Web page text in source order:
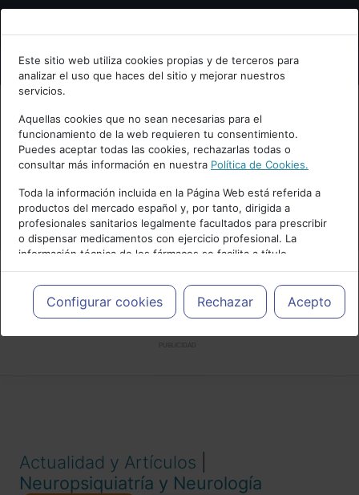
Bienvenid@ a psiquiatria.com
Escribe tu Email
Accede o regístrate con tu email.
Cancelar
Este sitio web utiliza cookies propias y de terceros para
analizar el uso que haces del sitio y mejorar nuestros
servicios.
Aquellas cookies que no sean necesarias para el
funcionamiento de la web requieren tu consentimiento.
Puedes aceptar todas las cookies, rechazarlas todas o
consultar más información en nuestra Política de Cookies.
Toda la información incluida en la Página Web está referida a
productos del mercado español y, por tanto, dirigida a
profesionales sanitarios legalmente facultados para prescribir
o dispensar medicamentos con ejercicio profesional. La
información técnica de los fármacos se facilita a título
meramente informativo, siendo responsabilidad de los
profesionales facultados prescribir medicamentos y decidir, en
cada caso concreto, el tratamiento más adecuado a las
necesidades del paciente.
Configurar cookies Rechazar Acepto
Actualidad y Artículos
Neuropsiquiatría y Neurología